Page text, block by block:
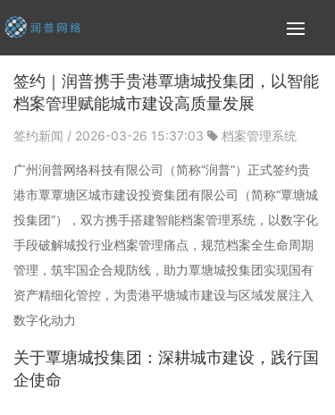
签约｜润普携手贵港覃塘城投集团，以智能
档案管理赋能城市建设高质量发展
签约新闻 / 2026-03-26 15:37:03 档案管理系统
广州润普网络科技有限公司（简称“润普”）正式签约贵
港市覃覃塘区城市建设投资集团有限公司（简称“覃塘城
投集团”），双方携手搭建智能档案管理系统，以数字化
手段破解城投行业档案管理痛点，规范档案全生命周期
管理，筑牢国企合规防线，助力覃塘城投集团实现国有
资产精细化管控，为贵港平塘城市建设与区域发展注入
数字化动力
关于覃塘城投集团：深耕城市建设，践行国
企使命